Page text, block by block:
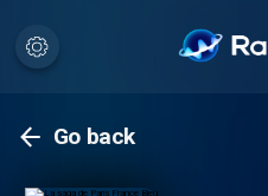
Go back